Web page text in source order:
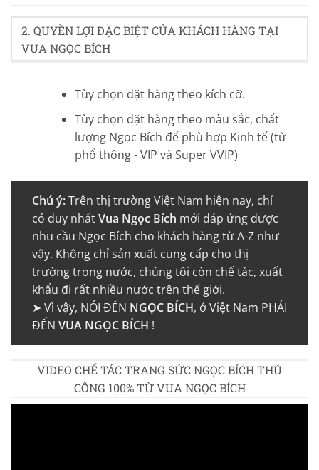
2. QUYỀN LỢI ĐẶC BIỆT CỦA KHÁCH HÀNG TẠI
VUA NGỌC BÍCH
Tùy chọn đặt hàng theo kích cỡ.
Tùy chọn đặt hàng theo màu sắc, chất
lượng Ngọc Bích để phù hợp Kinh tế (từ
phổ thông - VIP và Super VVIP)
Chú ý:Trên thị trường Việt Nam hiện nay, chỉ
có duy nhấtVua Ngọc Bích mới đáp ứng được
nhu cầu Ngọc Bích cho khách hàng từ A-Z như
vậy. Không chỉ sản xuất cung cấp cho thị
trường trong nước, chúng tôi còn chế tác, xuất
khẩu đi rất nhiều nước trên thế giới.
➤ Vì vậy, NÓI ĐẾN NGỌC BÍCH, ở Việt Nam PHẢI
ĐẾN VUA NGỌC BÍCH !
VIDEO CHẾ TÁC TRANG SỨC NGỌC BÍCH THỦ
CÔNG 100% TỪ VUA NGỌC BÍCH